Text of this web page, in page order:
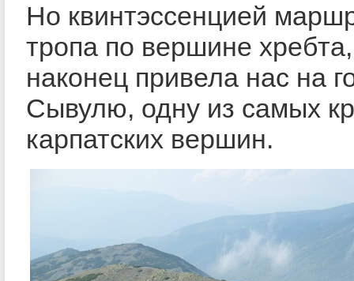
Но квинтэссенцией
тропа по вершине
наконец привела нас на
Сывулю, одну из самых
карпатских вершин.